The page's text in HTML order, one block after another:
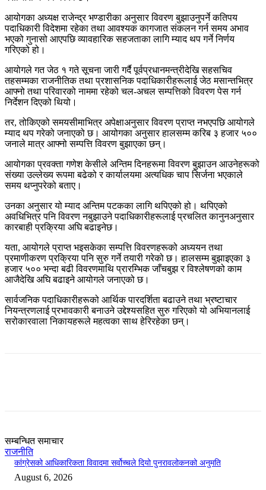
आयोगका अध्यक्ष राजेन्द्र भण्डारीका अनुसार विवरण बुझाउनुपर्ने कतिपय
पदाधिकारी विदेशमा रहेका तथा आवश्यक कागजात संकलन गर्न समय अभाव
भएको गुनासो आएपछि व्यावहारिक सहजताका लागि म्याद थप गर्ने निर्णय
गरिएको हो।
आयोगले गत जेठ १ गते सूचना जारी गर्दै पूर्वप्रधानमन्त्रीदेखि सहसचिव
तहसम्मका राजनीतिक तथा प्रशासनिक पदाधिकारीहरूलाई जेठ मसान्तभित्र
आफ्नो तथा परिवारको नाममा रहेको चल-अचल सम्पत्तिको विवरण पेस गर्न
निर्देशन दिएको थियो।
तर, तोकिएको समयसीमाभित्र अपेक्षाअनुसार विवरण प्राप्त नभएपछि आयोगले
म्याद थप गरेको जनाएको छ। आयोगका अनुसार हालसम्म करिब ३ हजार ५००
जनाले मात्र आफ्नो सम्पत्ति विवरण बुझाएका छन्।
आयोगका प्रवक्ता गणेश केसीले अन्तिम दिनहरूमा विवरण बुझाउन आउनेहरूको
संख्या उल्लेख्य रूपमा बढेको र कार्यालयमा अत्यधिक चाप सिर्जना भएकाले
समय थप्नुपरेको बताए।
उनका अनुसार यो म्याद अन्तिम पटकका लागि थपिएको हो। थपिएको
अवधिभित्र पनि विवरण नबुझाउने पदाधिकारीहरूलाई प्रचलित कानुनअनुसार
कारबाही प्रक्रिया अघि बढाइनेछ।
यता, आयोगले प्राप्त भइसकेका सम्पत्ति विवरणहरूको अध्ययन तथा
प्रमाणीकरण प्रक्रिया पनि सुरु गर्ने तयारी गरेको छ। हालसम्म बुझाइएका ३
हजार ५०० भन्दा बढी विवरणमाथि प्रारम्भिक जाँचबुझ र विश्लेषणको काम
आजैदेखि अघि बढाइने आयोगले जनाएको छ।
सार्वजनिक पदाधिकारीहरूको आर्थिक पारदर्शिता बढाउने तथा भ्रष्टाचार
नियन्त्रणलाई प्रभावकारी बनाउने उद्देश्यसहित सुरु गरिएको यो अभियानलाई
सरोकारवाला निकायहरूले महत्वका साथ हेरिरहेका छन्।
सम्बन्धित समाचार
राजनीति
कांग्रेसको आधिकारिकता विवादमा सर्वोच्चले दियो पुनरावलोकनको अनुमति
August 6, 2026